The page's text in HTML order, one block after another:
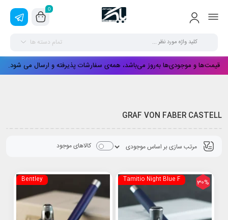
0
تمام دسته ها
قیمت‌ها و موجودی‌ها به‌روز می‌باشد، همه‌ی سفارشات پذیرفته و ارسال می شود.
GRAF VON FABER CASTELL
کالاهای موجود
Tamitio Night Blue F 30%
Bentley